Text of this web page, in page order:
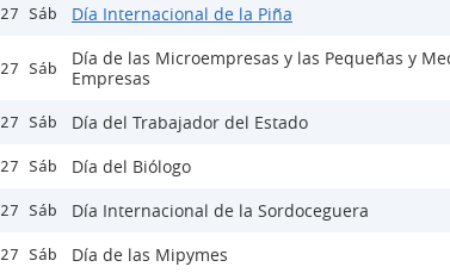
27 Sáb Día Internacional de la Piña
27 Sáb
Día de las Microempresas y las Pequeñas y
Empresas
27 Sáb Día del Trabajador del Estado
27 Sáb Día del Biólogo
27 Sáb Día Internacional de la Sordoceguera
27 Sáb Día de las Mipymes